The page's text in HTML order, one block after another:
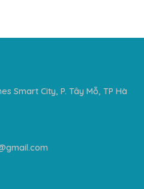
Smart City, P. Tây Mỗ, TP Hà